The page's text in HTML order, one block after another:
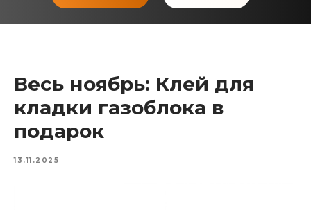
Весь ноябрь: Клей для
кладки газоблока в
подарок
13.11.2025